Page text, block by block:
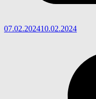
07.02.202410.02.2024